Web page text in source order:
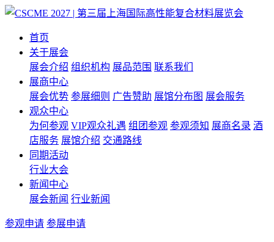
首页
关于展会
展会介绍 组织机构 展品范围 联系我们
展商中心
展会优势 参展细则 广告赞助 展馆分布图 展会服务
观众中心
为何参观 VIP观众礼遇 组团参观 参观须知 展商名录 酒
店服务 展馆介绍 交通路线
同期活动
行业大会
新闻中心
展会新闻 行业新闻
参观申请 参展申请